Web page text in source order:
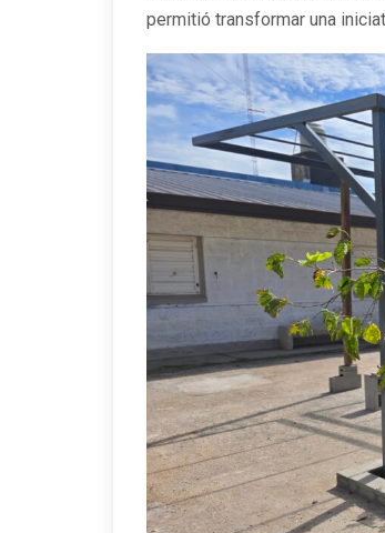
permitió transformar una